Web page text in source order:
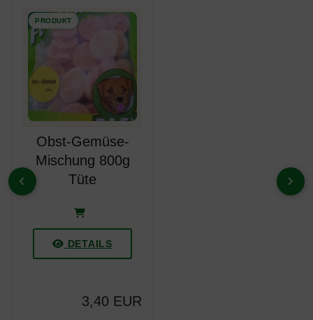
ZURÜCK
Obst-Gemüse-
Mischung 800g
Tüte
DETAILS
3,40 EUR
VOR